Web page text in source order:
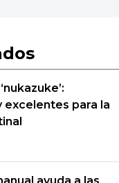
excelentes para la
ayuda a las